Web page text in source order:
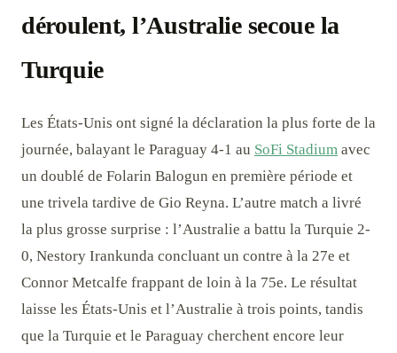
déroulent, l’Australie secoue la
Turquie
Les États-Unis ont signé la déclaration la plus forte de la
journée, balayant le Paraguay 4-1 au SoFi Stadium avec
un doublé de Folarin Balogun en première période et
une trivela tardive de Gio Reyna. L’autre match a livré
la plus grosse surprise : l’Australie a battu la Turquie 2-
0, Nestory Irankunda concluant un contre à la 27e et
Connor Metcalfe frappant de loin à la 75e. Le résultat
laisse les États-Unis et l’Australie à trois points, tandis
que la Turquie et le Paraguay cherchent encore leur